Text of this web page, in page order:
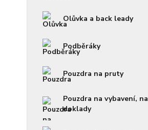
Olůvka a back leady
Podběráky
Pouzdra na pruty
Pouzdra na vybavení, na
doklady